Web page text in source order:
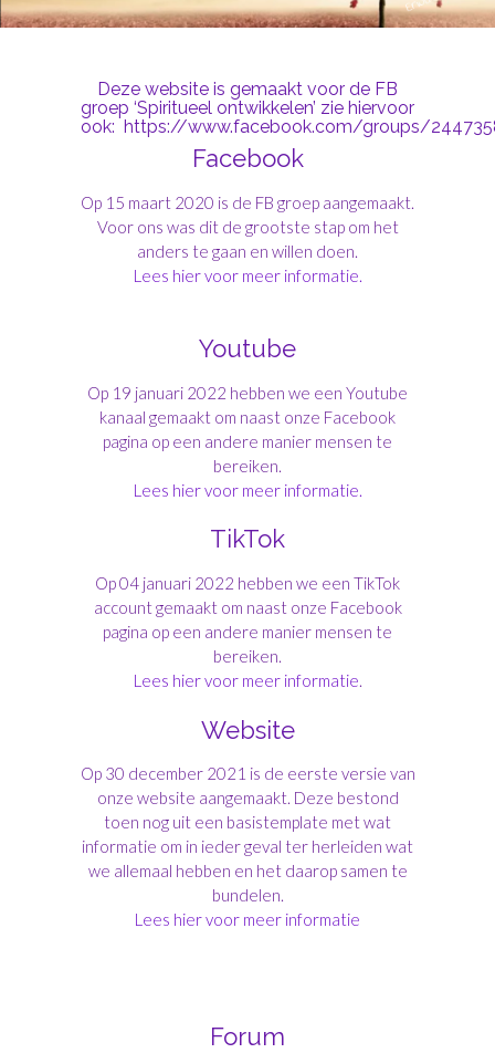
Deze website is gemaakt voor de FB
groep ‘Spiritueel ontwikkelen’ zie hiervoor
ook: https://www.facebook.com/groups/
Facebook
Op 15 maart 2020 is de FB groep aangemaakt.
Voor ons was dit de grootste stap om het
anders te gaan en willen doen.
Lees hier voor meer informatie.
Youtube
Op 19 januari 2022 hebben we een Youtube
kanaal gemaakt om naast onze Facebook
pagina op een andere manier mensen te
bereiken.
Lees hier voor meer informatie.
TikTok
Op 04 januari 2022 hebben we een TikTok
account gemaakt om naast onze Facebook
pagina op een andere manier mensen te
bereiken.
Lees hier voor meer informatie.
Website
Op 30 december 2021 is de eerste versie van
onze website aangemaakt. Deze bestond
toen nog uit een basistemplate met wat
informatie om in ieder geval ter herleiden wat
we allemaal hebben en het daarop samen te
bundelen.
Lees hier voor meer informatie
Forum